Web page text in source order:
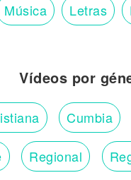
Música Letras
Vídeos por
Cumbia
Regional